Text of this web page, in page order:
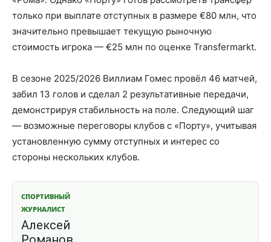
только при выплате отступных в размере €80 млн, что
значительно превышает текущую рыночную
стоимость игрока — €25 млн по оценке Transfermarkt.
В сезоне 2025/2026 Виллиам Гомес провёл 46 матчей,
забил 13 голов и сделал 2 результативные передачи,
демонстрируя стабильность на поле. Следующий шаг
— возможные переговоры клубов с «Порту», учитывая
установленную сумму отступных и интерес со
стороны нескольких клубов.
СПОРТИВНЫЙ
ЖУРНАЛИСТ
Алексей